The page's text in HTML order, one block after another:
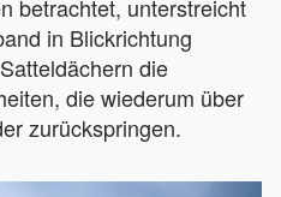
betrachtet, unterstreicht
in Blickrichtung
die
die wiederum über
zurückspringen.